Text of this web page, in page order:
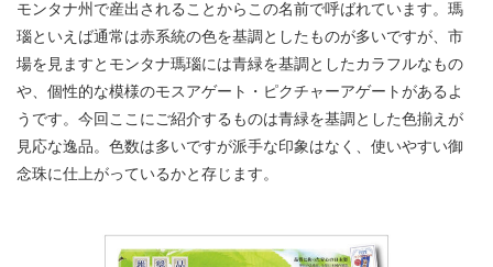
モンタナ州で産出されることからこの名前で呼ばれています。瑪
瑙といえば通常は赤系統の色を基調としたものが多いですが、市
場を見ますとモンタナ瑪瑙には青緑を基調としたカラフルなもの
や、個性的な模様のモスアゲート・ピクチャーアゲートがあるよ
うです。今回ここにご紹介するものは青緑を基調とした色揃えが
見応な逸品。色数は多いですが派手な印象はなく、使いやすい御
念珠に仕上がっているかと存じます。